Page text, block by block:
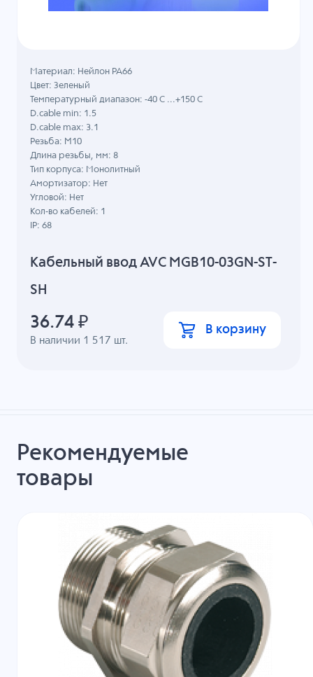
Кабельный ввод AVC MGB10-03GN-ST-
SH
В наличии 1 517 шт.
Материал: Нейлон PA66
Цвет: Зеленый
Температурный диапазон: -40 C ...+150 C
D.cable min: 1.5
D.cable max: 3.1
Резьба: M10
Длина резьбы, мм: 8
Тип корпуса: Монолитный
Амортизатор: Нет
Угловой: Нет
Кол-во кабелей: 1
IP: 68
36.74 ₽ В корзину
Рекомендуемые
товары